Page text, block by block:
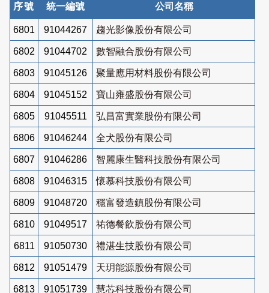
序號 統一編號 公司名稱
6801 91044267 趨光影像股份有限公司
6802 91044702 數智融合股份有限公司
6803 91045126 聚量應用材料股份有限公司
6804 91045152 寶山雍盛股份有限公司
6805 91045511 弘昌富實業股份有限公司
6806 91046244 全犬股份有限公司
6807 91046286 智麗康生醫科技股份有限公司
6808 91046315 懷慕科技股份有限公司
6809 91048720 穩富發造鎮股份有限公司
6810 91049517 祐德餐飲股份有限公司
6811 91050730 禮湛生技股份有限公司
6812 91051479 天玥能源股份有限公司
6813 91051739 慧芯科技股份有限公司